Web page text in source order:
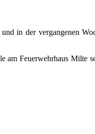
in der vergangenen
Feuerwehrhaus Milte